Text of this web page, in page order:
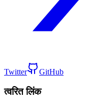
Twitter GitHub
त्वरित लिंक